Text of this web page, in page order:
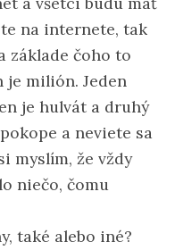
na internete, tak
základe čoho to
je milión. Jeden
je hulvát a druhý
a neviete sa
myslím, že vždy
niečo, čomu
také alebo iné?